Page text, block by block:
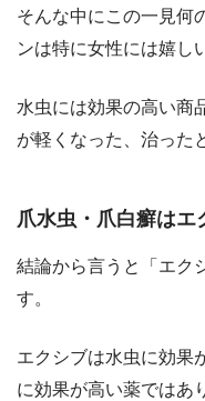
そんな中にこの一見何
ンは特に女性には嬉し
水虫には効果の高い商
が軽くなった、治った
爪水虫・爪白癬はエ
結論から言うと「エク
す。
エクシブは水虫に効果
に効果が高い薬ではあ